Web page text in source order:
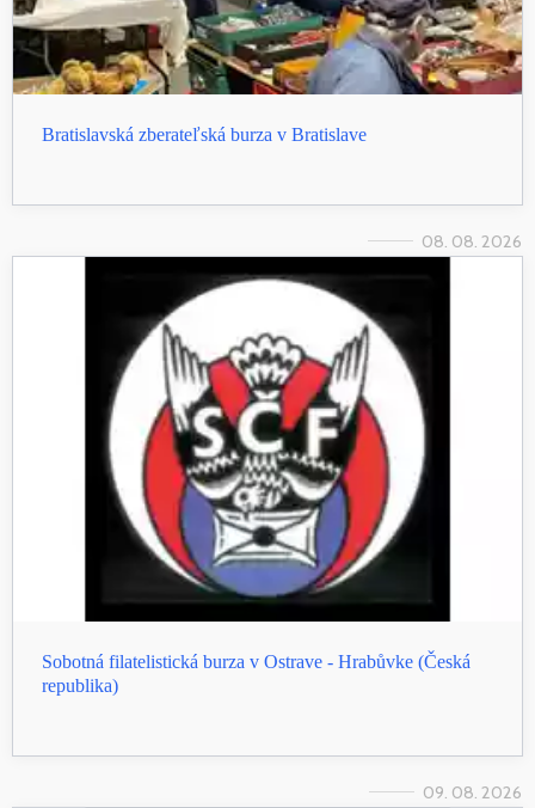
Bratislavská zberateľská burza v Bratislave
08. 08. 2026
Sobotná filatelistická burza v Ostrave - Hrabůvke (Česká
republika)
09. 08. 2026